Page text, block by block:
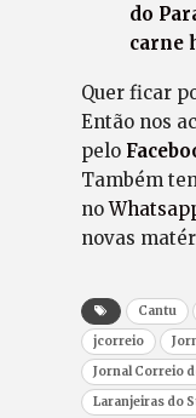
do
carne
Quer ficar
Então nos
pelo
Também
no
novas
Cantu
jcorreio
Jornal Correio
Laranjeiras do